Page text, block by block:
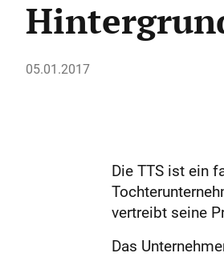
05.01.2017
Die TTS ist ein
vertreibt seine
Das